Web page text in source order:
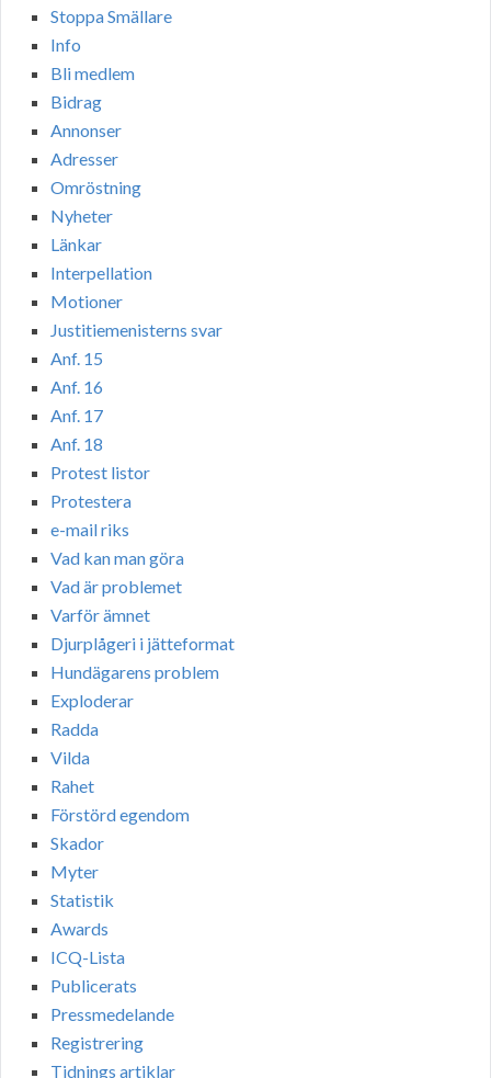
Stoppa Smällare
Info
Bli medlem
Bidrag
Annonser
Adresser
Omröstning
Nyheter
Länkar
Interpellation
Motioner
Justitiemenisterns svar
Anf. 15
Anf. 16
Anf. 17
Anf. 18
Protest listor
Protestera
e-mail riks
Vad kan man göra
Vad är problemet
Varför ämnet
Djurplågeri i jätteformat
Hundägarens problem
Exploderar
Radda
Vilda
Rahet
Förstörd egendom
Skador
Myter
Statistik
Awards
ICQ-Lista
Publicerats
Pressmedelande
Registrering
Tidnings artiklar